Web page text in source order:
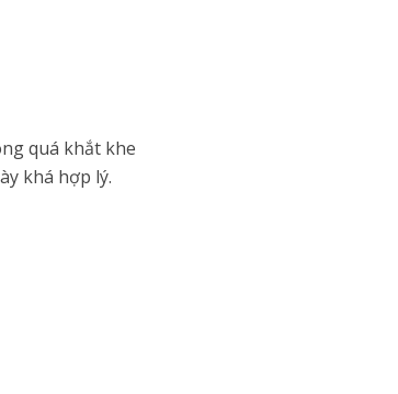
quá khắt khe
khá hợp lý.